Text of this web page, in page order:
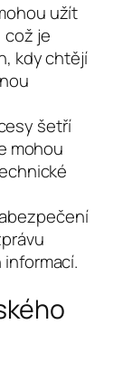
užít
což je
kdy chtějí
šetří
mohou